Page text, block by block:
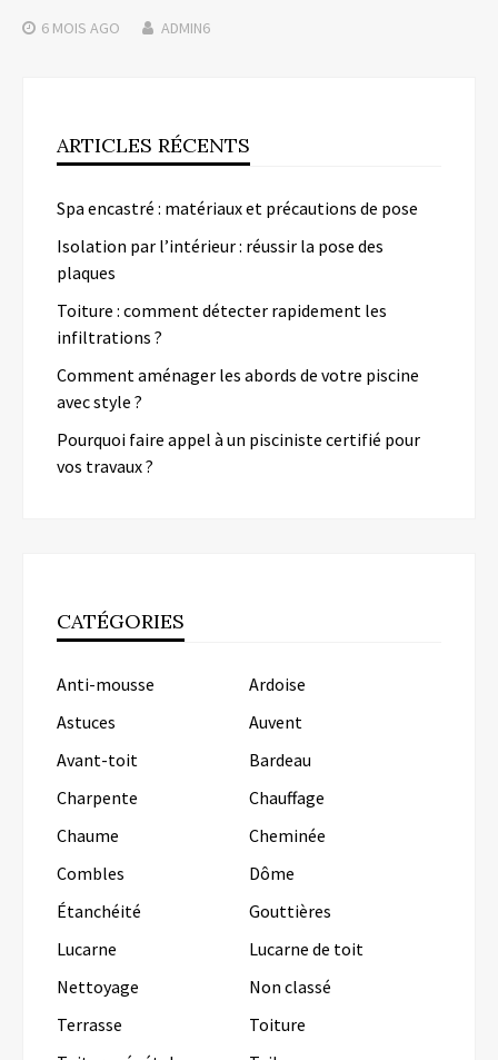
6 MOIS AGO ADMIN6
ARTICLES RÉCENTS
Spa encastré : matériaux et précautions de pose
Isolation par l’intérieur : réussir la pose des
plaques
Toiture : comment détecter rapidement les
infiltrations ?
Comment aménager les abords de votre piscine
avec style ?
Pourquoi faire appel à un pisciniste certifié pour
vos travaux ?
CATÉGORIES
Anti-mousse
Ardoise
Astuces
Auvent
Avant-toit
Bardeau
Charpente
Chauffage
Chaume
Cheminée
Combles
Dôme
Étanchéité
Gouttières
Lucarne
Lucarne de toit
Nettoyage
Non classé
Terrasse
Toiture